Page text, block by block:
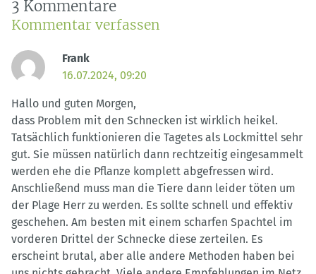
3 Kommentare
Kommentar verfassen
Frank
16.07.2024, 09:20
Hallo und guten Morgen,
dass Problem mit den Schnecken ist wirklich heikel.
Tatsächlich funktionieren die Tagetes als Lockmittel sehr
gut. Sie müssen natürlich dann rechtzeitig eingesammelt
werden ehe die Pflanze komplett abgefressen wird.
Anschließend muss man die Tiere dann leider töten um
der Plage Herr zu werden. Es sollte schnell und effektiv
geschehen. Am besten mit einem scharfen Spachtel im
vorderen Drittel der Schnecke diese zerteilen. Es
erscheint brutal, aber alle andere Methoden haben bei